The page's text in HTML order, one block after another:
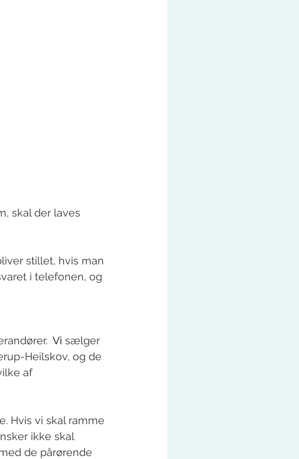
skal der laves
stillet, hvis man
i telefonen, og
Vi sælger
Heilskov, og de
af
Hvis vi skal ramme
ikke skal
de pårørende